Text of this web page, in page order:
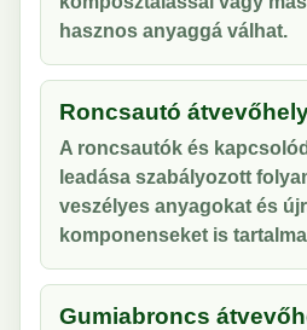
hasznos anyaggá válhat.
Roncsautó
A roncsautók és
leadása szabályozott
veszélyes anyagokat és
komponenseket is
Gumiabroncs